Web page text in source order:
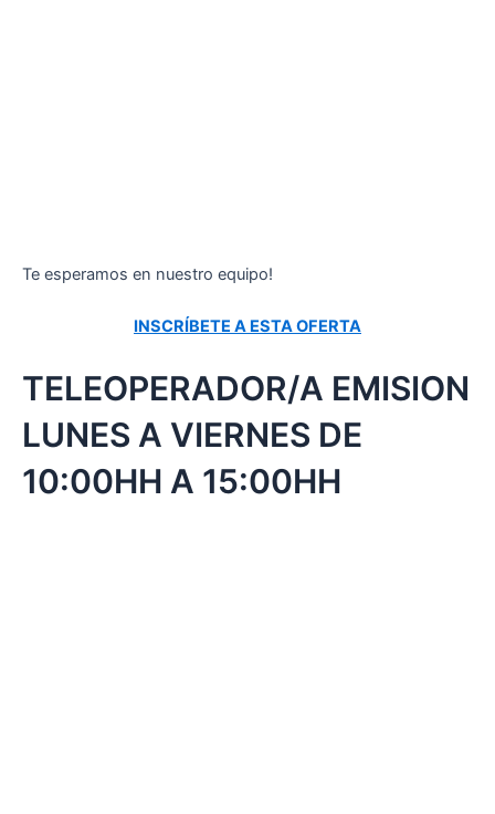
Te esperamos en nuestro equipo!
INSCRÍBETE A ESTA OFERTA
TELEOPERADOR/A EMISION
LUNES A VIERNES DE
10:00HH A 15:00HH